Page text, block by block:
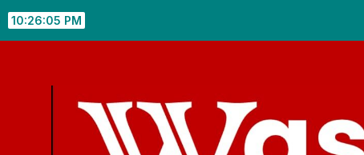
10:26:06 PM